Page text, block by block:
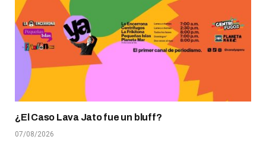
¿El Caso Lava Jato fue un bluff?
07/08/2026